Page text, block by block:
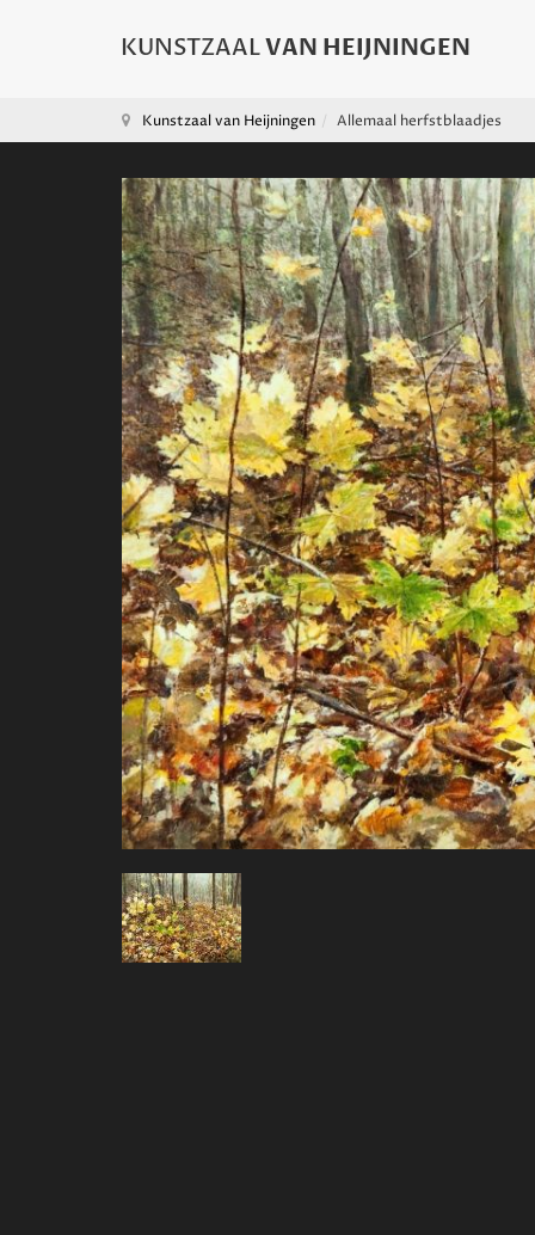
Kunstzaal van Heijningen Allemaal herfstblaadjes